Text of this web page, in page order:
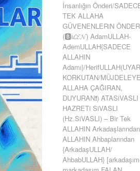
İnsanlığın Önderi/
TEK ALLAHA
GÜVENENLERiN
(🅱️ℹ️𝓛𝓔𝓝) AdamULLAH-
AdemULLAH{SADECE
ALLAHIN
Adamı}/
KORKUTAN/
ALLAHA ÇAĞIRAN,
DUYURAN❗)
HAZRETi SiVASLI
(Hz.SiVASLI) – Bir Tek
ALLAHIN
ALLAHIN Ahbaplarından
{ArkadaşULLAH/
AhbabULLAH}